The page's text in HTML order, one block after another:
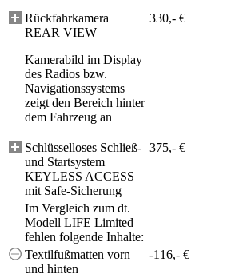
Rückfahrkamera
REAR VIEW
Kamerabild im Display
des Radios bzw.
Navigationssystems
zeigt den Bereich hinter
dem Fahrzeug an
330,- €
Schlüsselloses Schließ-
und Startsystem
KEYLESS ACCESS
mit Safe-Sicherung
375,- €
Im Vergleich zum dt.
Modell LIFE Limited
fehlen folgende Inhalte:
Textilfußmatten vorn
und hinten
-116,- €